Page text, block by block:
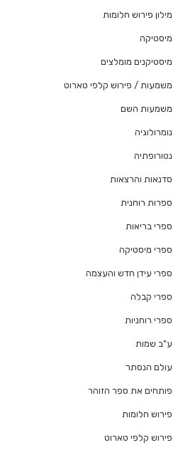
מילון פירוש חלומות
מיסטיקה
מיסטיקנים מומלצים
משמעות / פירוש קלפי טארוט
משמעות השם
נומרולוגיה
נטורופתיה
סדנאות והרצאות
ספרות רוחנית
ספרי בריאות
ספרי מיסטיקה
ספרי עידן חדש והעצמה
ספרי קבלה
ספרי רוחניות
ע"ב שמות
עולם הנסתר
פותחים את ספר הזוהר
פירוש חלומות
פירוש קלפי טארוט